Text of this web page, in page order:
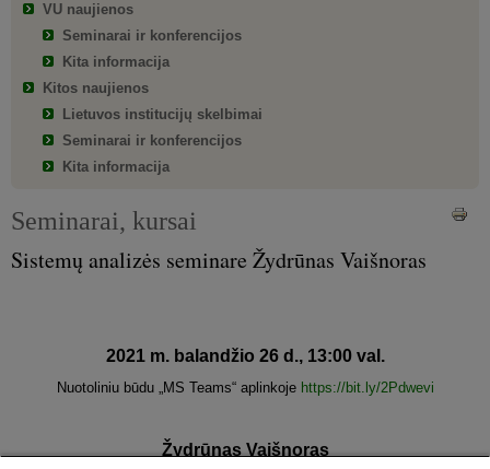
VU naujienos
Seminarai ir konferencijos
Kita informacija
Kitos naujienos
Lietuvos institucijų skelbimai
Seminarai ir konferencijos
Kita informacija
Seminarai, kursai
Sistemų analizės seminare Žydrūnas Vaišnoras
2021 m. balandžio 26 d., 13:00 val.
Nuotoliniu būdu „MS Teams“ aplinkoje https://bit.ly/2Pdwevi
Žydrūnas Vaišnoras